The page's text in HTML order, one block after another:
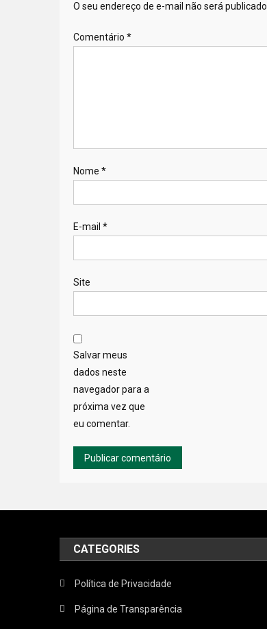
O seu endereço de e-mail não será publicado.
Comentário *
Nome *
E-mail *
Site
Salvar meus
dados neste
navegador para a
próxima vez que
eu comentar.
CATEGORIES
Política de Privacidade
Página de Transparência